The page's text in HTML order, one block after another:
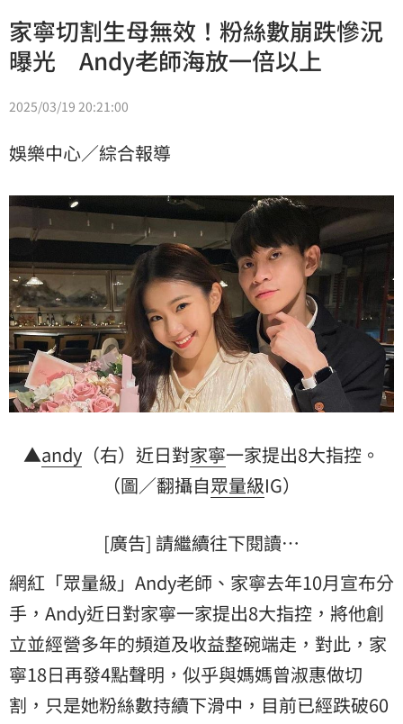
家寧切割生母無效！粉絲數崩跌慘況
曝光 Andy老師海放一倍以上
2025/03/19 20:21:00
娛樂中心／綜合報導
▲andy （右）近日對家寧一家提出8大指控。
（圖／翻攝自眾量級IG）
[廣告] 請繼續往下閱讀…
網紅「眾量級」Andy老師、家寧去年10月宣布分
手，Andy近日對家寧一家提出8大指控，將他創
立並經營多年的頻道及收益整碗端走，對此，家
寧18日再發4點聲明，似乎與媽媽曾淑惠做切
割，只是她粉絲數持續下滑中，目前已經跌破60